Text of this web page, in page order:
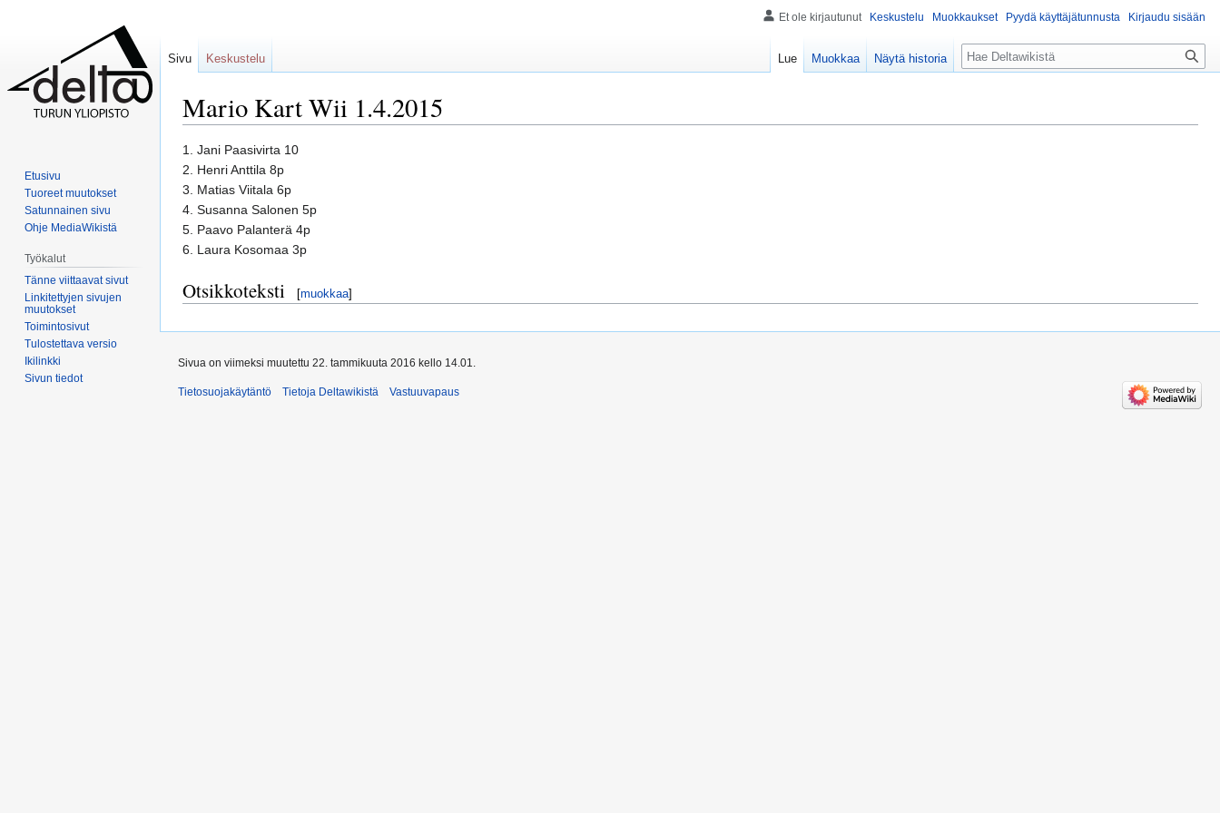
Mario Kart Wii 1.4.2015
Siirry
navigaatioon
Siirry
hakuun
1. Jani Paasivirta 10
2. Henri Anttila 8p
3. Matias Viitala 6p
4. Susanna Salonen 5p
5. Paavo Palanterä 4p
6. Laura Kosomaa 3p
Otsikkoteksti [muokkaa]
Et ole kirjautunut Keskustelu Muokkaukset Pyydä käyttäjätunnusta Kirjaudu sisään
Sivu Keskustelu Lue Muokkaa Näytä historia Haku
Etusivu
Tuoreet muutokset
Satunnainen sivu
Ohje MediaWikistä
Työkalut
Tänne viittaavat sivut
Linkitettyjen sivujen
muutokset
Toimintosivut
Tulostettava versio
Ikilinkki
Sivun tiedot
Sivua on viimeksi muutettu 22. tammikuuta 2016 kello 14.01.
Tietosuojakäytäntö Tietoja Deltawikistä Vastuuvapaus